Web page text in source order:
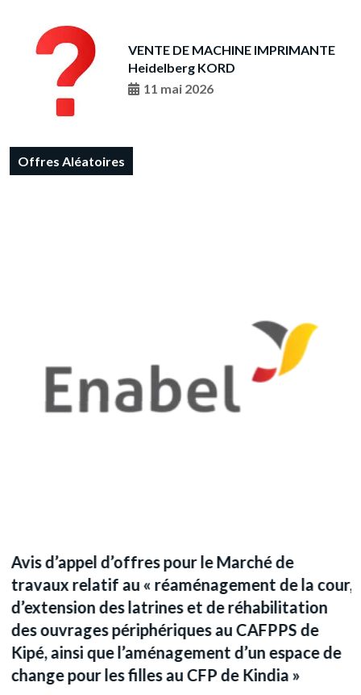
VENTE DE MACHINE IMPRIMANTE
Heidelberg KORD
11 mai 2026
Offres Aléatoires
Avis d’appel d’offres pour le Marché de
travaux relatif au « réaménagement de la cour,
d’extension des latrines et de réhabilitation
des ouvrages périphériques au CAFPPS de
Kipé, ainsi que l’aménagement d’un espace de
change pour les filles au CFP de Kindia »